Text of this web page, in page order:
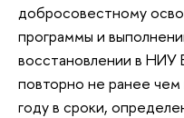
добросовестному
программы и
восстановлении в
повторно не ранее
году в сроки,